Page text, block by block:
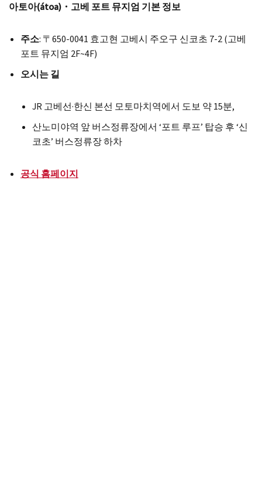
아토아(átoa)・고베 포트 뮤지엄 기본 정보
주소: 〒650-0041 효고현 고베시 주오구 신코초 7-2 (고베
포트 뮤지엄 2F~4F)
오시는 길
JR 고베선·한신 본선 모토마치역에서 도보 약 15분,
산노미야역 앞 버스정류장에서 ‘포트 루프’ 탑승 후 ‘신
코초’ 버스정류장 하차
공식 홈페이지